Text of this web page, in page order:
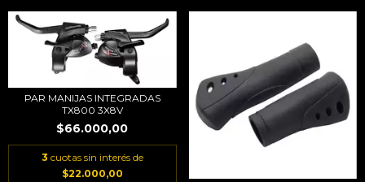
PAR MANIJAS INTEGRADAS
TX800 3X8V
$66.000,00
3 cuotas sin interés de
$22.000,00